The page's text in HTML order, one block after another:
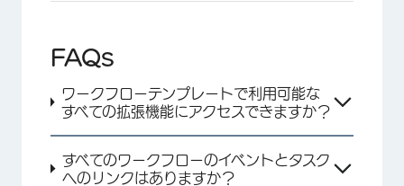
FAQs
ワークフローテンプレートで利用可能な
すべての拡張機能にアクセスできますか？
すべてのワークフローのイベントとタスク
へのリンクはありますか？